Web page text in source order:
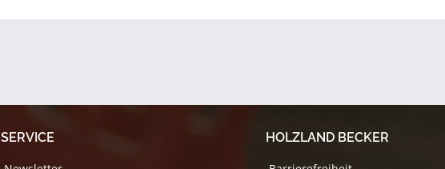
SERVICE HOLZLAND BECKER